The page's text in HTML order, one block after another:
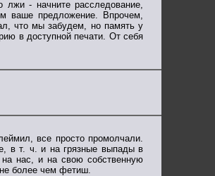
лжи - начните расследование,
ваше предложение. Впрочем,
что мы забудем, но память у
в доступной печати. От себя
все просто промолчали.
в т. ч. и на грязные выпады в
нас, и на свою собственную
более чем фетиш.